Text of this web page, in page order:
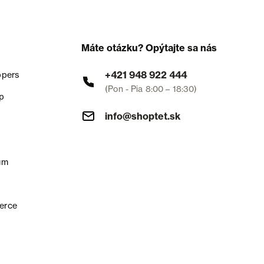
Máte otázku? Opýtajte sa nás
+421 948 922 444
(Pon - Pia 8:00 – 18:30)
info@shoptet.sk